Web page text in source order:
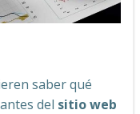
saber qué
del sitio web